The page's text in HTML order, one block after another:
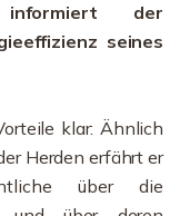
der
seines
klar: Ähnlich
Herden erfährt er
über die